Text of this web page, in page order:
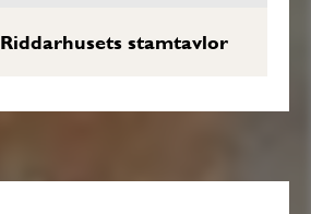
Riddarhusets stamtavlor